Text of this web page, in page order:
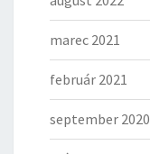
marec 2021
február 2021
september 2020